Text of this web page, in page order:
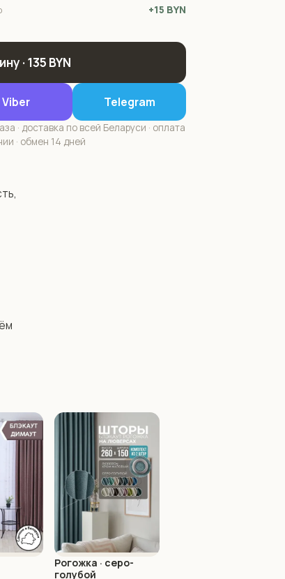
+15 BYN
· 135 BYN
Viber Telegram
· доставка по всей Беларуси · оплата
· обмен 14 дней
Рогожка · серо-
голубой